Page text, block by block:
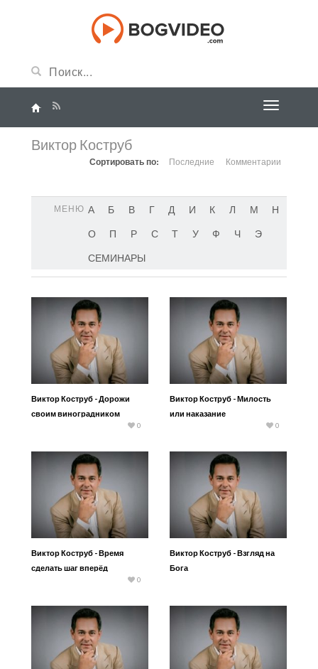
Виктор Коструб
Сортировать по: Последние Комментарии
МЕНЮ А Б В Г Д И К Л М
Н
О
П Р С Т У Ф Ч
Э
СЕМИНАРЫ
Виктор Коструб - Дорожи
своим виноградником
0
Виктор Коструб - Милость
или наказание
0
Виктор Коструб - Время
сделать шаг вперёд
0
Виктор Коструб - Взгляд на
Бога